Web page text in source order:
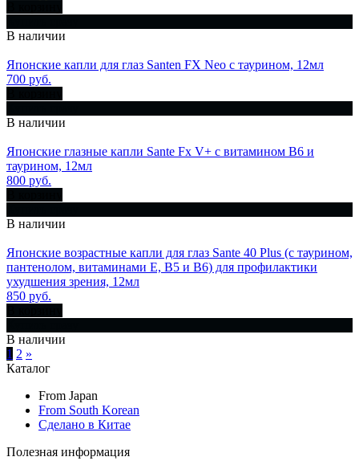
В наличии
Японские капли для глаз Santen FX Neo с таурином, 12мл
700 руб.
В наличии
Японские глазные капли Sante Fx V+ с витамином В6 и
таурином, 12мл
800 руб.
В наличии
Японские возрастные капли для глаз Sante 40 Plus (с таурином,
пантенолом, витаминами E, В5 и B6) для профилактики
ухудшения зрения, 12мл
850 руб.
В наличии
1 2 »
Каталог
From Japan
From South Korean
Сделано в Китае
Полезная информация